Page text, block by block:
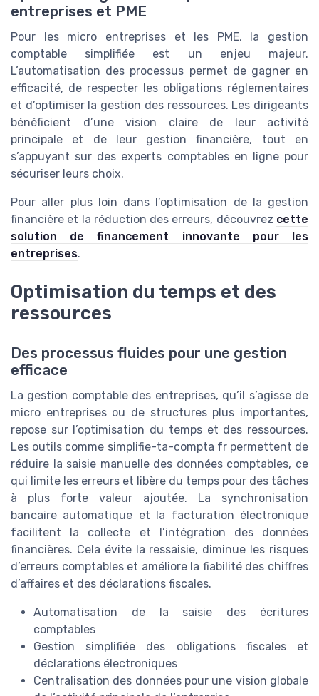
entreprises et PME
Pour les micro entreprises et les PME, la gestion
comptable simplifiée est un enjeu majeur.
L’automatisation des processus permet de gagner en
efficacité, de respecter les obligations réglementaires
et d’optimiser la gestion des ressources. Les dirigeants
bénéficient d’une vision claire de leur activité
principale et de leur gestion financière, tout en
s’appuyant sur des experts comptables en ligne pour
sécuriser leurs choix.
Pour aller plus loin dans l’optimisation de la gestion
financière et la réduction des erreurs, découvrez cette
solution de financement innovante pour les
entreprises.
Optimisation du temps et des
ressources
Des processus fluides pour une gestion
efficace
La gestion comptable des entreprises, qu’il s’agisse de
micro entreprises ou de structures plus importantes,
repose sur l’optimisation du temps et des ressources.
Les outils comme simplifie-ta-compta fr permettent de
réduire la saisie manuelle des données comptables, ce
qui limite les erreurs et libère du temps pour des tâches
à plus forte valeur ajoutée. La synchronisation
bancaire automatique et la facturation électronique
facilitent la collecte et l’intégration des données
financières. Cela évite la ressaisie, diminue les risques
d’erreurs comptables et améliore la fiabilité des chiffres
d’affaires et des déclarations fiscales.
Automatisation de la saisie des écritures
comptables
Gestion simplifiée des obligations fiscales et
déclarations électroniques
Centralisation des données pour une vision globale